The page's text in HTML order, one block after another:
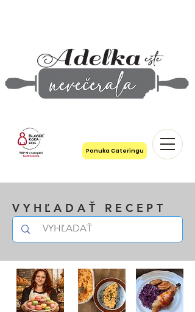
Ponuka Cateringu
VYHĽADAŤ RECEPT